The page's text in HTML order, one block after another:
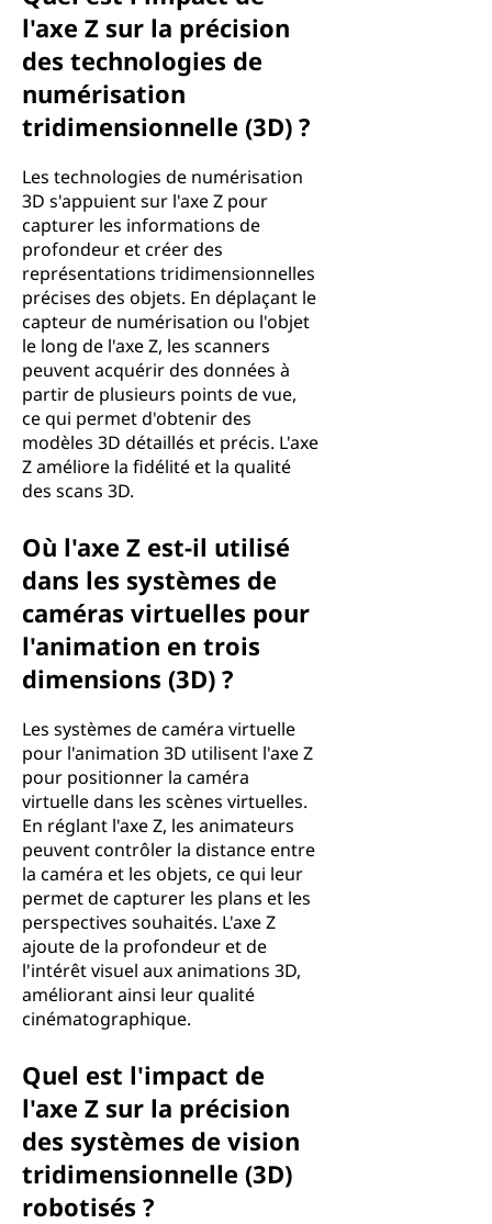
l'axe Z sur la précision
des technologies de
numérisation
tridimensionnelle (3D) ?
Les technologies de numérisation
3D s'appuient sur l'axe Z pour
capturer les informations de
profondeur et créer des
représentations tridimensionnelles
précises des objets. En déplaçant le
capteur de numérisation ou l'objet
le long de l'axe Z, les scanners
peuvent acquérir des données à
partir de plusieurs points de vue,
ce qui permet d'obtenir des
modèles 3D détaillés et précis. L'axe
Z améliore la fidélité et la qualité
des scans 3D.
Où l'axe Z est-il utilisé
dans les systèmes de
caméras virtuelles pour
l'animation en trois
dimensions (3D) ?
Les systèmes de caméra virtuelle
pour l'animation 3D utilisent l'axe Z
pour positionner la caméra
virtuelle dans les scènes virtuelles.
En réglant l'axe Z, les animateurs
peuvent contrôler la distance entre
la caméra et les objets, ce qui leur
permet de capturer les plans et les
perspectives souhaités. L'axe Z
ajoute de la profondeur et de
l'intérêt visuel aux animations 3D,
améliorant ainsi leur qualité
cinématographique.
Quel est l'impact de
l'axe Z sur la précision
des systèmes de vision
tridimensionnelle (3D)
robotisés ?